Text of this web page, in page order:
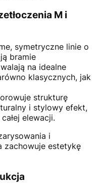
M i
symetryczne linie o
bramie
na idealne
klasycznych, jak
strukturę
i stylowy efekt,
elewacji.
i
zachowuje estetykę